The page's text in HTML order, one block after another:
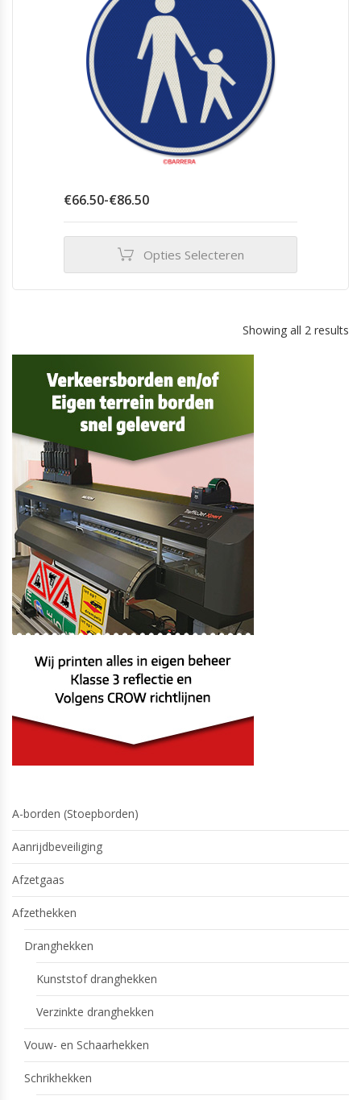
worden
productpagina
€66.50-€86.50Prijsklasse:
€86.50
Opties Selecteren
optie
kan
gekozen
worden
op
de
productpagina
Showing all 2 results
A-borden (Stoepborden)
Aanrijdbeveiliging
Afzetgaas
Afzethekken
Dranghekken
Kunststof dranghekken
Verzinkte dranghekken
Vouw- en Schaarhekken
Schrikhekken